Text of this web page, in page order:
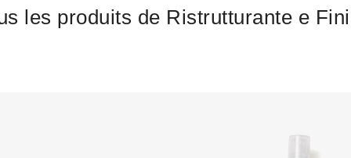
les produits de Ristrutturante e